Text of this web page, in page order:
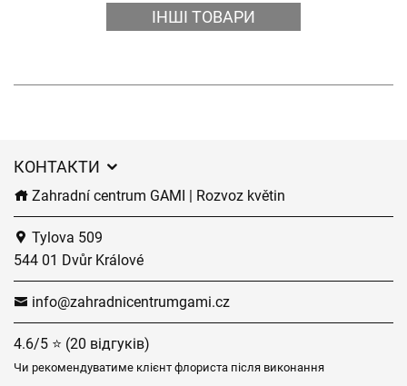
ІНШІ ТОВАРИ
КОНТАКТИ
Zahradní centrum GAMI | Rozvoz květin
Tylova 509
544 01 Dvůr Králové
info@zahradnicentrumgami.cz
4.6/5 ⭐ (20 відгуків)
Чи рекомендуватиме клієнт флориста після виконання